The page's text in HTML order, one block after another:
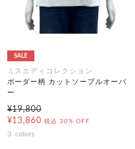
SALE
ミスエディコレクション
ボーダー柄 カットソープルオーバ
ー
¥19,800
¥13,860 税込 30% OFF
3 colors